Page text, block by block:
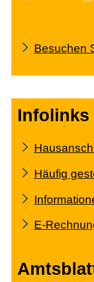
Besuchen
Infolinks
Häufig
E-